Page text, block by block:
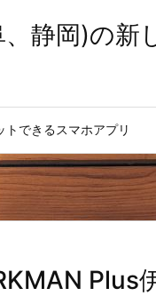
静岡)の新
トできるスマホアプリ
Plus